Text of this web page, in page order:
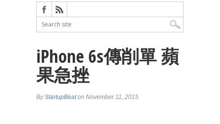
iPhone 6s傳削單 蘋
果急挫
ByStartupBeaton November 11, 2015